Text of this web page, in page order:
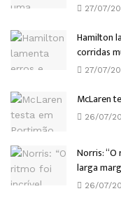
27/07/
Hamilton
corridas
27/07/
McLaren
26/07/
Norris:
larga
26/07/